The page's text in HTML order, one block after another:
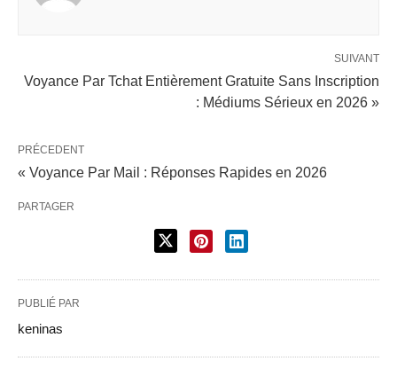
SUIVANT
Voyance Par Tchat Entièrement Gratuite Sans Inscription
: Médiums Sérieux en 2026 »
PRÉCEDENT
« Voyance Par Mail : Réponses Rapides en 2026
PARTAGER
PUBLIÉ PAR
keninas